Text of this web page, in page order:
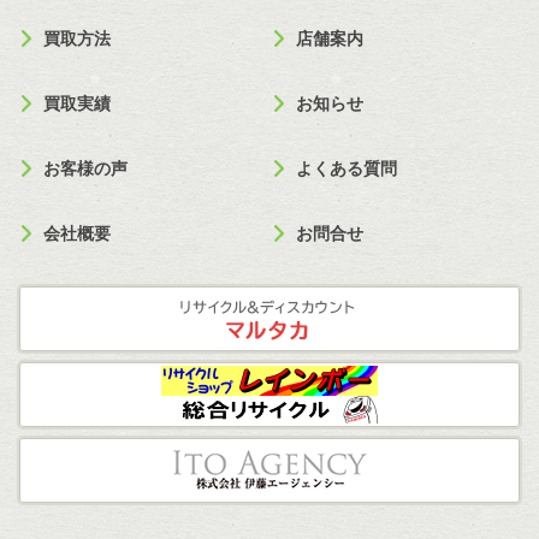
買取方法 店舗案内
買取実績 お知らせ
お客様の声 よくある質問
会社概要 お問合せ